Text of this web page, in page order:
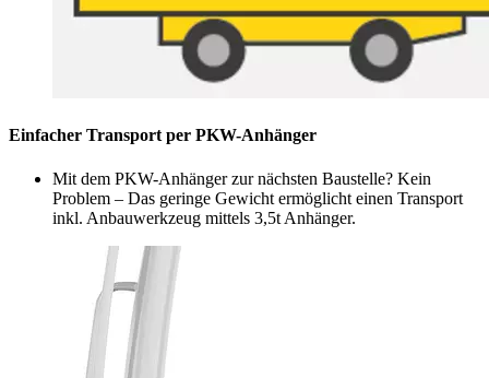
Einfacher Transport per PKW-Anhänger
Mit dem PKW-Anhänger zur nächsten Baustelle? Kein
Problem – Das geringe Gewicht ermöglicht einen Transport
inkl. Anbauwerkzeug mittels 3,5t Anhänger.